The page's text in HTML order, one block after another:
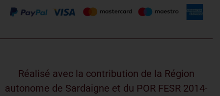
Réalisé avec la contribution de la Région
autonome de Sardaigne et du POR FESR 2014-